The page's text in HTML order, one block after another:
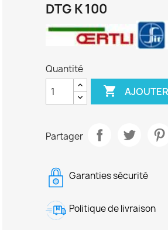
DTG K 100
Quantité

Partager
Garanties sécurité
Politique de livraison